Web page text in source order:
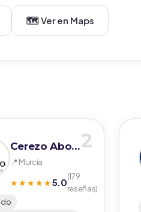
🗺️ Ver en Maps
2
Cerezo Abogados
📍 Murcia
★★★★★5.0(179
reseñas)